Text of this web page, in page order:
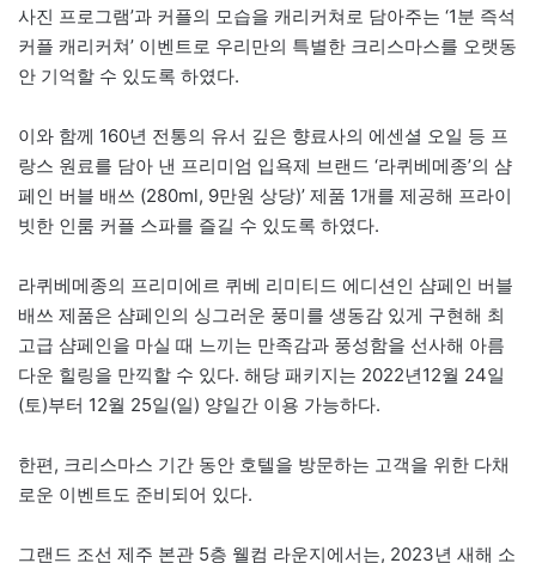
사진 프로그램’과 커플의 모습을 캐리커쳐로 담아주는 ‘1분 즉석
커플 캐리커쳐’ 이벤트로 우리만의 특별한 크리스마스를 오랫동
안 기억할 수 있도록 하였다.
이와 함께 160년 전통의 유서 깊은 향료사의 에센셜 오일 등 프
랑스 원료를 담아 낸 프리미엄 입욕제 브랜드 ‘라퀴베메종’의 샴
페인 버블 배쓰 (280ml, 9만원 상당)’ 제품 1개를 제공해 프라이
빗한 인룸 커플 스파를 즐길 수 있도록 하였다.
라퀴베메종의 프리미에르 퀴베 리미티드 에디션인 샴페인 버블
배쓰 제품은 샴페인의 싱그러운 풍미를 생동감 있게 구현해 최
고급 샴페인을 마실 때 느끼는 만족감과 풍성함을 선사해 아름
다운 힐링을 만끽할 수 있다. 해당 패키지는 2022년12월 24일
(토)부터 12월 25일(일) 양일간 이용 가능하다.
한편, 크리스마스 기간 동안 호텔을 방문하는 고객을 위한 다채
로운 이벤트도 준비되어 있다.
그랜드 조선 제주 본관 5층 웰컴 라운지에서는, 2023년 새해 소